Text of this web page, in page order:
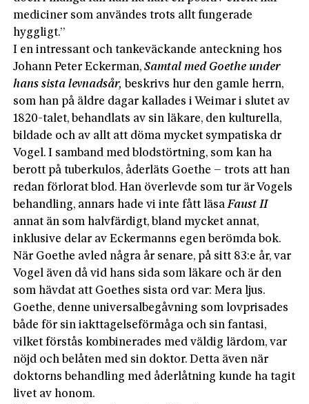
mediciner som användes trots allt fungerade
hyggligt.”
I en intressant och tankeväckande anteckning hos
Johann Peter Eckerman,Samtal med Goethe under
hans sista levnadsår, beskrivs hur den gamle herrn,
som han på äldre dagar kallades i Weimar i slutet av
1820-talet, behandlats av sin läkare, den kulturella,
bildade och av allt att döma mycket sympatiska dr
Vogel. I samband med blodstörtning, som kan ha
berott på tuberkulos, åderläts Goethe – trots att han
redan förlorat blod. Han överlevde som tur är Vogels
behandling, annars hade vi inte fått läsaFaust II
annat än som halvfärdigt, bland mycket annat,
inklusive delar av Eckermanns egen berömda bok.
När Goethe avled några år senare, på sitt 83:e år, var
Vogel även då vid hans sida som läkare och är den
som hävdat att Goethes sista ord var: Mera ljus.
Goethe, denne universalbegåvning som lovprisades
både för sin iakttagelseförmåga och sin fantasi,
vilket förstås kombinerades med väldig lärdom, var
nöjd och belåten med sin doktor. Detta även när
doktorns behandling med åderlåtning kunde ha tagit
livet av honom.